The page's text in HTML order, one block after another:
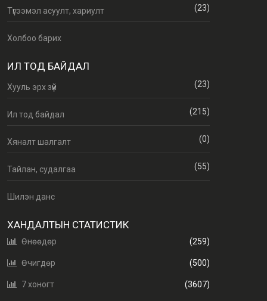
Түгээмэл асуулт, хариулт (23)
Холбоо барих
ИЛ ТОД БАЙДАЛ
Хууль эрх зүй (23)
Ил тод байдал (215)
Хяналт шалгалт (0)
Тайлан, судалгаа (55)
Шилэн данс
ХАНДАЛТЫН СТАТИСТИК
Өнөөдөр (259)
Өчигдөр (500)
7 хоногт (3607)